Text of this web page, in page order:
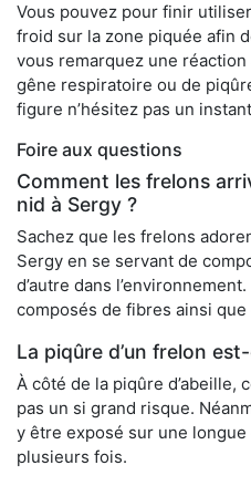
Vous pouvez pour finir
froid sur la zone piquée afin
vous remarquez une
gêne respiratoire ou de
figure n’hésitez pas un
Foire aux questions
Comment les frelons
nid à Sergy ?
Sachez que les frelons
Sergy en se servant de
d’autre dans
composés de fibres ainsi
La piqûre d’un frelon
À côté de la piqûre d’abeille,
pas un si grand risque.
y être exposé sur une
plusieurs fois.